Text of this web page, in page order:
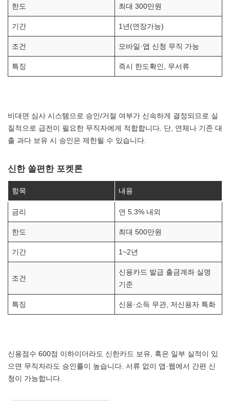
한도 최대 300만원
기간 1년(연장가능)
조건 모바일·앱 신청 무직 가능
특징 즉시 한도확인, 무서류
비대면 심사 시스템으로 승인/거절 여부가 신속하게 결정되므로 실
질적으로 급전이 필요한 무직자에게 적합합니다. 단, 연체나 기존 대
출 과다 보유 시 승인은 제한될 수 있습니다.
신한 쏠편한 포켓론
항목 내용
금리 연 5.3% 내외
한도 최대 500만원
기간 1~2년
조건
신용카드 발급 출금계좌 실명
기준
특징 신용·소득 무관, 저신용자 특화
신용점수 600점 이하이더라도 신한카드 보유, 혹은 일부 실적이 있
으면 무직자라도 승인률이 높습니다. 서류 없이 앱·웹에서 간편 신
청이 가능합니다.